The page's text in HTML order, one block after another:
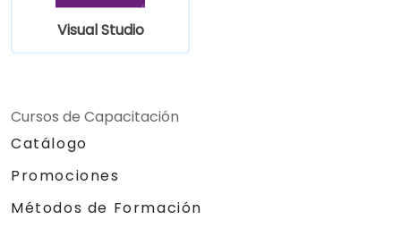
Visual Studio
Cursos de Capacitación
Catálogo
Promociones
Métodos de Formación